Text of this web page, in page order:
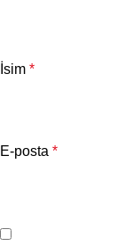
İsim *
E-posta *